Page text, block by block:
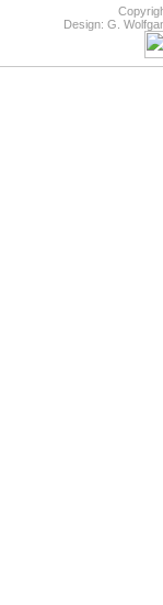
Design: G.